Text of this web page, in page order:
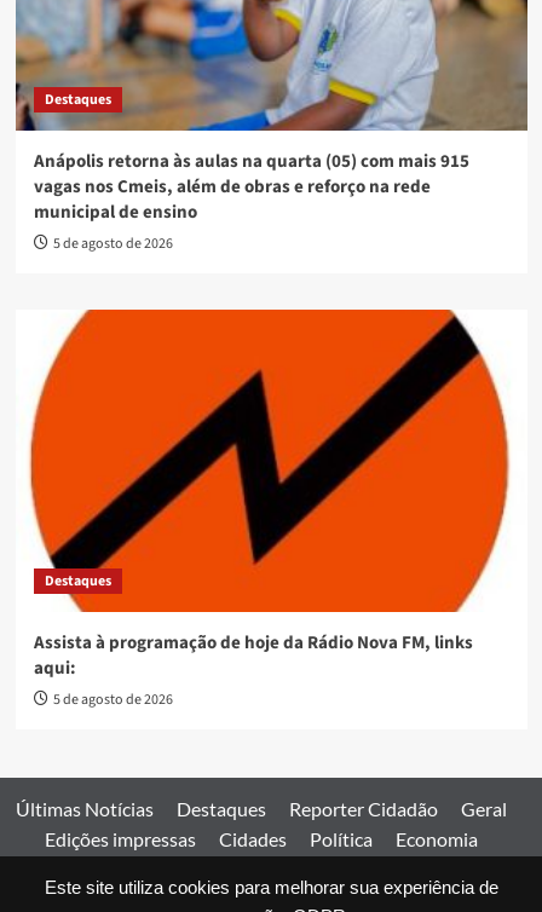
Este site utiliza cookies para melhorar sua experiência de
Destaques
Anápolis retorna às aulas na quarta (05) com mais 915
vagas nos Cmeis, além de obras e reforço na rede
municipal de ensino
5 de agosto de 2026
Destaques
Assista à programação de hoje da Rádio Nova FM, links
aqui:
5 de agosto de 2026
Últimas Notícias Destaques Reporter Cidadão
Geral
Edições impressas
Cidades Política
Economia
Comercial
Edições impressas Expediente Home